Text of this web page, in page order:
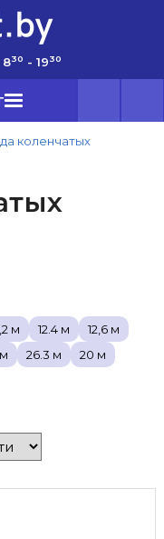
30 - 1930
коленчатых
м 12.4 м
12,6 м
26.3 м 20 м